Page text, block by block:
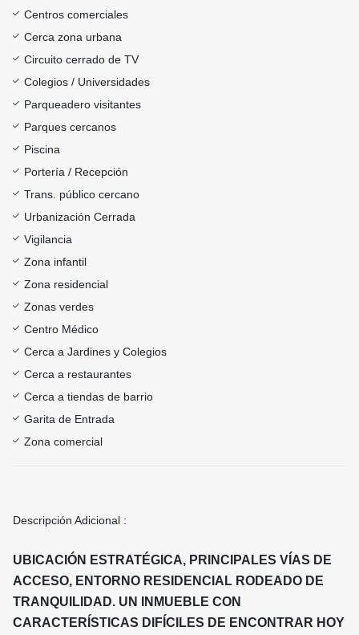
Centros comerciales
Cerca zona urbana
Circuito cerrado de TV
Colegios / Universidades
Parqueadero visitantes
Parques cercanos
Piscina
Portería / Recepción
Trans. público cercano
Urbanización Cerrada
Vigilancia
Zona infantil
Zona residencial
Zonas verdes
Centro Médico
Cerca a Jardines y Colegios
Cerca a restaurantes
Cerca a tiendas de barrio
Garita de Entrada
Zona comercial
Descripción Adicional :
UBICACIÓN ESTRATÉGICA, PRINCIPALES VÍAS DE
ACCESO, ENTORNO RESIDENCIAL RODEADO DE
TRANQUILIDAD. UN INMUEBLE CON
CARACTERÍSTICAS DIFÍCILES DE ENCONTRAR HOY